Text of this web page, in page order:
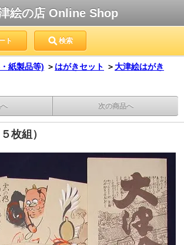
絵の店 Online Shop
ト 検索
紙製品等) ＞ はがきセット ＞大津絵はがき
次の商品へ
枚組）